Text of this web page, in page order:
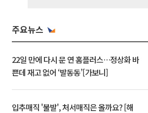
주요뉴스
22일 만에 다시 문 연 홈플러스…정상화 바
쁜데 재고 없어 ‘발동동’[가보니]
입추매직 '불발', 처서매직은 올까요? [해